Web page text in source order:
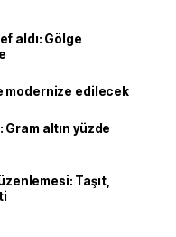
aldı: Gölge
modernize edilecek
Gram altın yüzde
Taşıt,